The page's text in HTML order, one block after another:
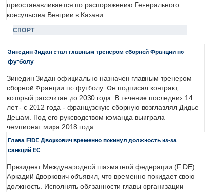
приостанавливается по распоряжению Генерального
консульства Венгрии в Казани.
СПОРТ
Зинедин Зидан стал главным тренером сборной Франции по
футболу
Зинедин Зидан официально назначен главным тренером
сборной Франции по футболу. Он подписал контракт,
который рассчитан до 2030 года. В течение последних 14
лет - с 2012 года - французскую сборную возглавлял Дидье
Дешам. Под его руководством команда выиграла
чемпионат мира 2018 года.
Глава FIDE Дворкович временно покинул должность из-за
санкций ЕС
Президент Международной шахматной федерации (FIDE)
Аркадий Дворкович объявил, что временно покидает свою
должность. Исполнять обязанности главы организации